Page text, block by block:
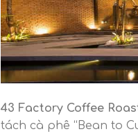
43 Factory Coffee
tách cà phê “Bean to